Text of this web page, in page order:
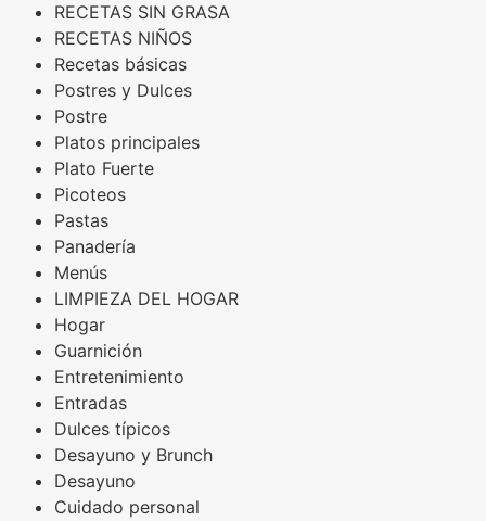
RECETAS SIN GRASA
RECETAS NIÑOS
Recetas básicas
Postres y Dulces
Postre
Platos principales
Plato Fuerte
Picoteos
Pastas
Panadería
Menús
LIMPIEZA DEL HOGAR
Hogar
Guarnición
Entretenimiento
Entradas
Dulces típicos
Desayuno y Brunch
Desayuno
Cuidado personal